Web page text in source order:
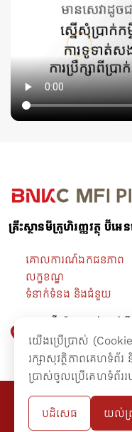
គ្រឹះស្ថានមីក្រូហិរញ្ញវត្ថុ ប៊ី
គោលការណ៍ឯកជនភាព
លក្ខខណ្ឌ
ទំនាក់ទំនង និងជំនួយ
អគារ ប៊ី-រ៉ាយ ជាន់ផ្ទាល់
បាសាក់ ខណ្ឌចំការមន រា
@២០១៦ រក្សាសិទ្ធគ្រប់យ៉ាងដ
យើងប្រើប្រាស់
រក្សាសុវត្ថិភាពគេហទំព័
ប្រាស់ចូលប្រើគេហទំព័រ
បដិសេធ យល់ព្